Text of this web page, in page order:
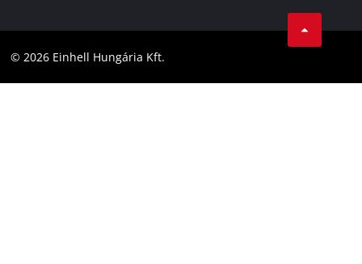
Akadálymentesítési Nyilatkozat
Facebook
© 2026 Einhell Hungária Kft.